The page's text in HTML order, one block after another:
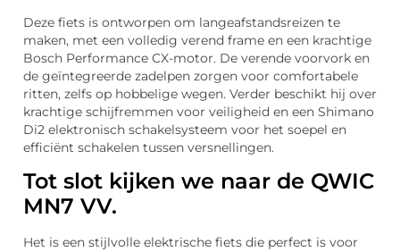
Deze fiets is ontworpen om langeafstandsreizen te
maken, met een volledig verend frame en een krachtige
Bosch Performance CX-motor. De verende voorvork en
de geïntegreerde zadelpen zorgen voor comfortabele
ritten, zelfs op hobbelige wegen. Verder beschikt hij over
krachtige schijfremmen voor veiligheid en een Shimano
Di2 elektronisch schakelsysteem voor het soepel en
efficiënt schakelen tussen versnellingen.
Tot slot kijken we naar de QWIC
MN7 VV.
Het is een stijlvolle elektrische fiets die perfect is voor